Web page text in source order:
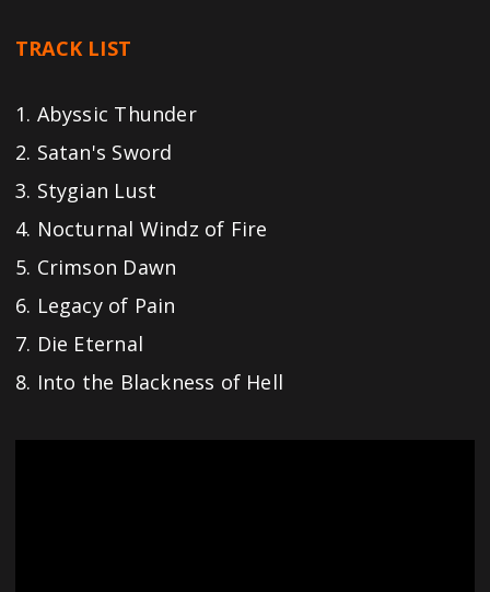
TRACK LIST
1. Abyssic Thunder
2. Satan's Sword
3. Stygian Lust
4. Nocturnal Windz of Fire
5. Crimson Dawn
6. Legacy of Pain
7. Die Eternal
8. Into the Blackness of Hell